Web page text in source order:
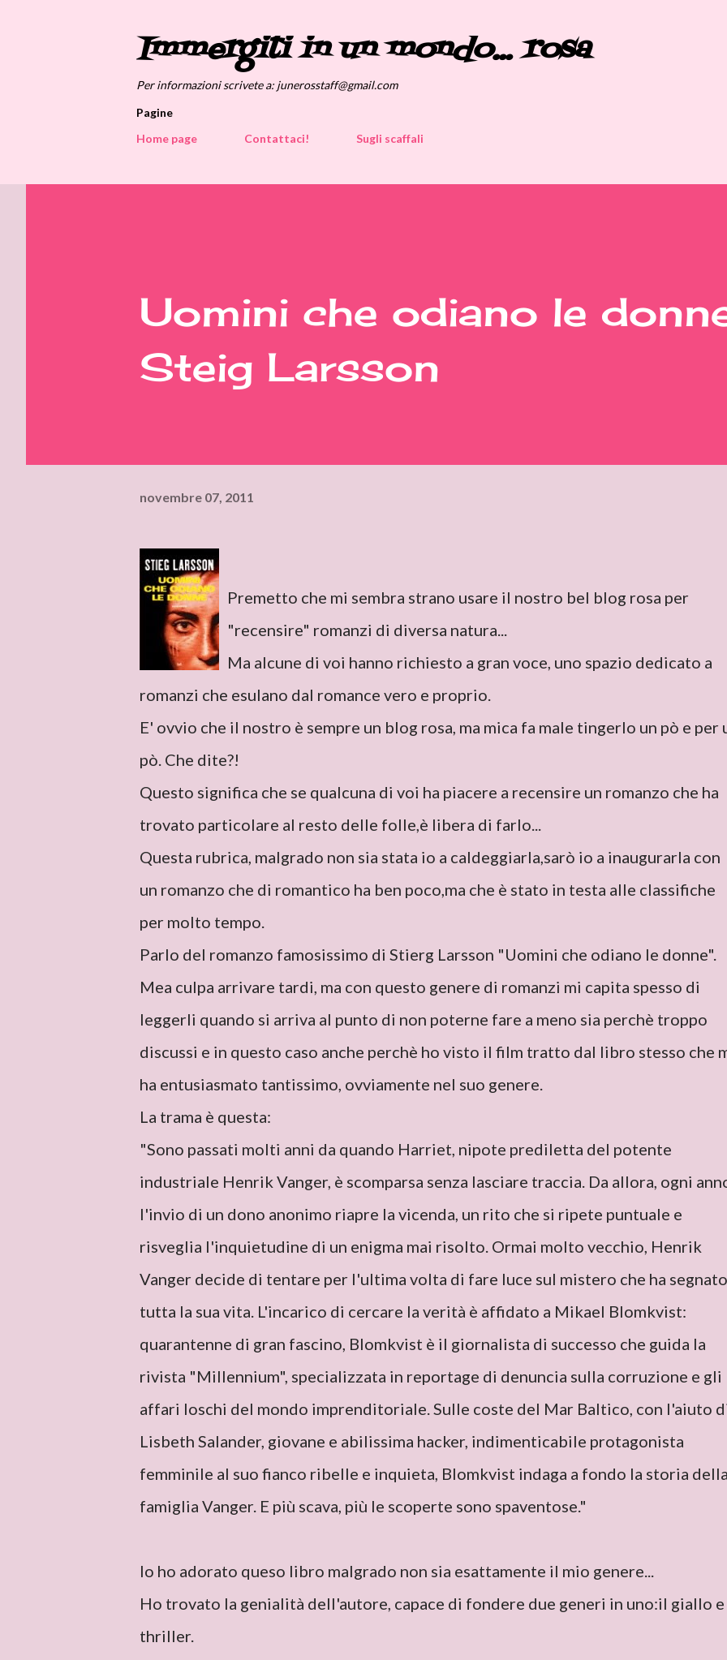
Immergiti in un mondo... rosa
Per informazioni scrivete a: junerosstaff@gmail.com
Pagine
Home page
Contattaci! Sugli scaffali
Uomini che odiano le
Steig Larsson
novembre 07, 2011
Premetto che mi sembra strano usare il nostro bel blog rosa per
"recensire" romanzi di diversa natura...
Ma alcune di voi hanno richiesto a gran voce, uno spazio dedicato a
romanzi che esulano dal romance vero e proprio.
E' ovvio che il nostro è sempre un blog rosa, ma mica fa male tingerlo un pò e per
pò. Che dite?!
Questo significa che se qualcuna di voi ha piacere a recensire un romanzo che ha
trovato particolare al resto delle folle,è libera di farlo...
Questa rubrica, malgrado non sia stata io a caldeggiarla,sarò io a inaugurarla con
un romanzo che di romantico ha ben poco,ma che è stato in testa alle classifiche
per molto tempo.
Parlo del romanzo famosissimo di Stierg Larsson "Uomini che odiano le donne".
Mea culpa arrivare tardi, ma con questo genere di romanzi mi capita spesso di
leggerli quando si arriva al punto di non poterne fare a meno sia perchè troppo
discussi e in questo caso anche perchè ho visto il film tratto dal libro stesso che
ha entusiasmato tantissimo, ovviamente nel suo genere.
La trama è questa:
"Sono passati molti anni da quando Harriet, nipote prediletta del potente
industriale Henrik Vanger, è scomparsa senza lasciare traccia. Da allora, ogni
l'invio di un dono anonimo riapre la vicenda, un rito che si ripete puntuale e
risveglia l'inquietudine di un enigma mai risolto. Ormai molto vecchio, Henrik
Vanger decide di tentare per l'ultima volta di fare luce sul mistero che ha segnato
tutta la sua vita. L'incarico di cercare la verità è affidato a Mikael Blomkvist:
quarantenne di gran fascino, Blomkvist è il giornalista di successo che guida la
rivista "Millennium", specializzata in reportage di denuncia sulla corruzione e gli
affari loschi del mondo imprenditoriale. Sulle coste del Mar Baltico, con l'aiuto
Lisbeth Salander, giovane e abilissima hacker, indimenticabile protagonista
femminile al suo fianco ribelle e inquieta, Blomkvist indaga a fondo la storia
famiglia Vanger. E più scava, più le scoperte sono spaventose."
Io ho adorato queso libro malgrado non sia esattamente il mio genere...
Ho trovato la genialità dell'autore, capace di fondere due generi in uno:il giallo
thriller.